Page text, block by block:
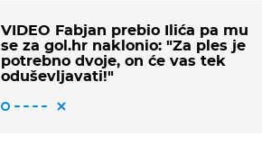
VIDEO Fabjan prebio Ilića pa mu
se za gol.hr naklonio: "Za ples je
potrebno dvoje, on će vas tek
oduševljavati!"